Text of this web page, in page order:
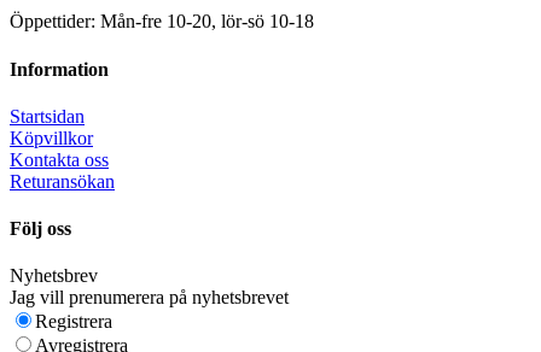
Öppettider: Mån-fre 10-20, lör-sö 10-18
Information
Startsidan
Köpvillkor
Kontakta oss
Returansökan
Följ oss
Nyhetsbrev
Jag vill prenumerera på nyhetsbrevet
Registrera
Avregistrera